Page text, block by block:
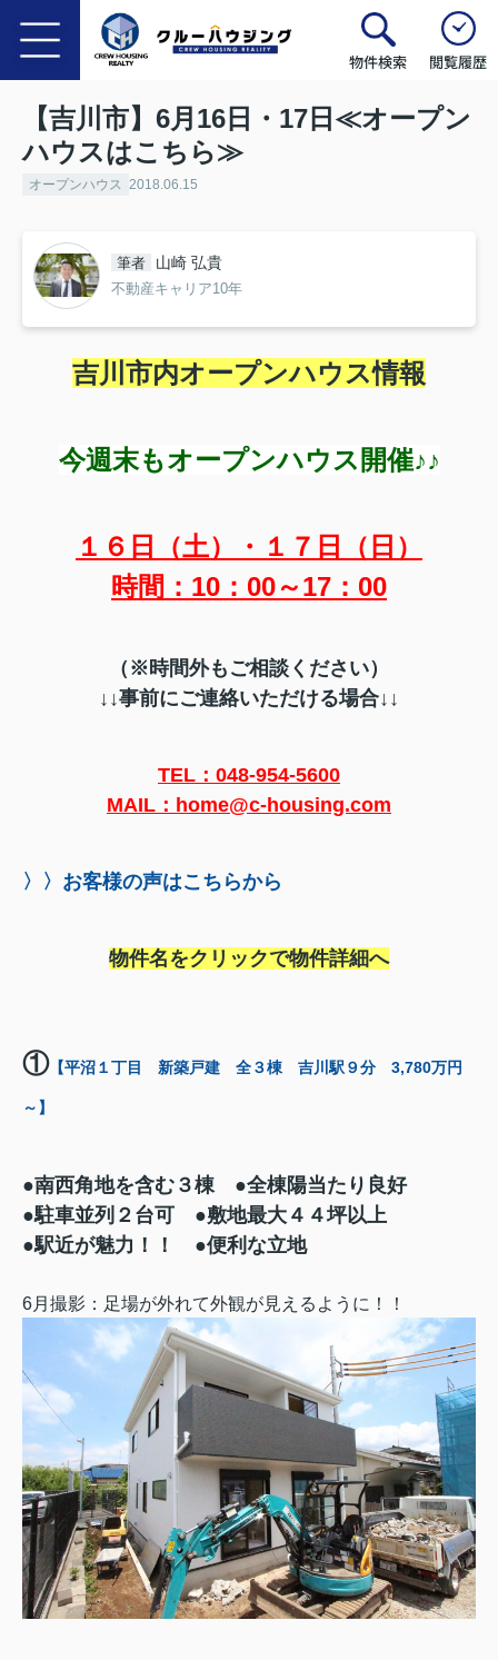
物件検索 閲覧履歴
【吉川市】6月16日・17日≪オープン
ハウスはこちら≫
オープンハウス 2018.06.15
筆者 山崎 弘貴
不動産キャリア10年
吉川市内オープンハウス情報
今週末もオープンハウス開催♪♪
１６日（土）・１７日（日）
時間：10：00～17：00
（※時間外もご相談ください）
↓↓事前にご連絡いただける場合↓↓
TEL：048-954-5600
MAIL：home@c-housing.com
〉〉お客様の声はこちらから
物件名をクリックで物件詳細へ
①【平沼１丁目 新築戸建 全３棟 吉川駅９分 3,780万円
～】
●南西角地を含む３棟 ●全棟陽当たり良好
●駐車並列２台可 ●敷地最大４４坪以上
●駅近が魅力！！ ●便利な立地
6月撮影：足場が外れて外観が見えるように！！